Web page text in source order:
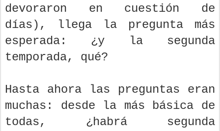
devoraron en cuestión de
días), llega la pregunta más
esperada: ¿y la segunda
temporada, qué?
Hasta ahora las preguntas eran
muchas: desde la más básica de
todas, ¿habrá segunda